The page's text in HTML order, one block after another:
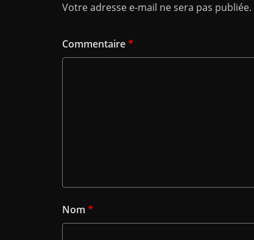
Votre adresse e-mail ne sera pas publiée.
Commentaire*
Nom *